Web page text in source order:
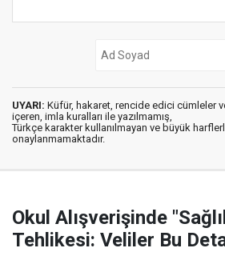
UYARI: Küfür, hakaret, rencide edici cümleler
içeren, imla kuralları ile yazılmamış,
Türkçe karakter kullanılmayan ve büyük
onaylanmamaktadır.
Okul Alışverişinde
Tehlikesi: Veliler Bu